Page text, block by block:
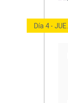
Día 4 - JUE.